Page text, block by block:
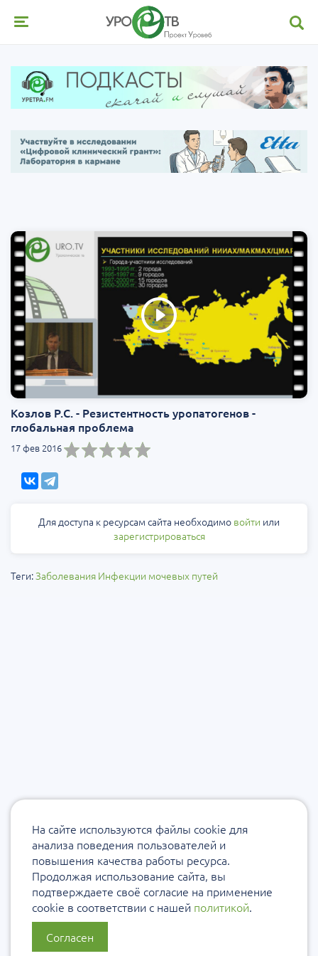
Козлов Р.С. - Резистентность уропатогенов -
глобальная проблема
17 фев 2016
Для доступа к ресурсам сайта необходимо войти или
зарегистрироваться
Теги:Заболевания Инфекции мочевых путей
На сайте используются файлы cookie для
анализа поведения пользователей и
повышения качества работы ресурса.
Продолжая использование сайта, вы
подтверждаете своё согласие на применение
cookie в соответствии с нашей политикой.
Согласен